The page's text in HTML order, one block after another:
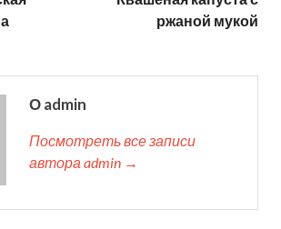
ржаной мукой
О admin
Посмотреть все записи
автора admin →